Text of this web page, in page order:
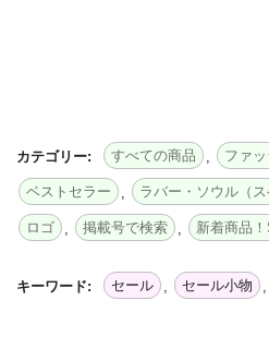
カテゴリー: すべての商品 ファ
ベストセラー ラバー・ソウル（
ロゴ 掲載号で検索 新着商品
キーワード: セール セール小物